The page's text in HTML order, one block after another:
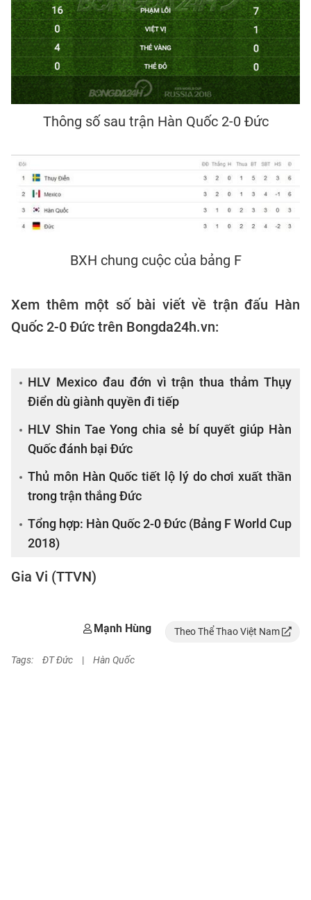
Thông số sau trận Hàn Quốc 2-0 Đức
BXH chung cuộc của bảng F
Xem thêm một số bài viết về trận đấu Hàn
Quốc 2-0 Đức trên Bongda24h.vn:
HLV Mexico đau đớn vì trận thua thảm Thụy
Điển dù giành quyền đi tiếp
HLV Shin Tae Yong chia sẻ bí quyết giúp Hàn
Quốc đánh bại Đức
Thủ môn Hàn Quốc tiết lộ lý do chơi xuất thần
trong trận thắng Đức
Tổng hợp: Hàn Quốc 2-0 Đức (Bảng F World Cup
2018)
Gia Vi (TTVN)
Mạnh Hùng Theo Thể Thao Việt Nam
Tags: ĐT Đức | Hàn Quốc